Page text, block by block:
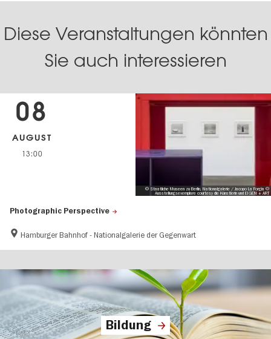
Diese Veranstaltungen könnten
Sie auch interessieren
Photographic Perspective
Hamburger Bahnhof - Nationalgalerie der Gegenwart
08
AUGUST
13:00
© Staatliche Museen zu Berlin, Nationalgalerie / Jacopo La Forgia ©
Ausstellungsexemplare courtesy die Künstlerin und EIGEN + ART
Bildung